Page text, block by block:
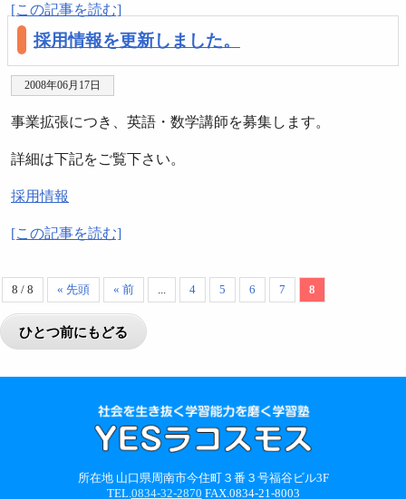
[この記事を読む]
採用情報を更新しました。
2008年06月17日
事業拡張につき、英語・数学講師を募集します。
詳細は下記をご覧下さい。
採用情報
[この記事を読む]
8 / 8 « 先頭 « 前 ... 4 5 6 7 8
所在地 山口県周南市今住町３番３号福谷ビル3F
TEL.0834-32-2870 FAX.0834-21-8003